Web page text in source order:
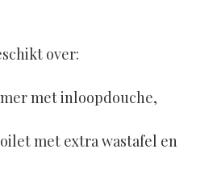
over:
met inloopdouche,
met extra wastafel en